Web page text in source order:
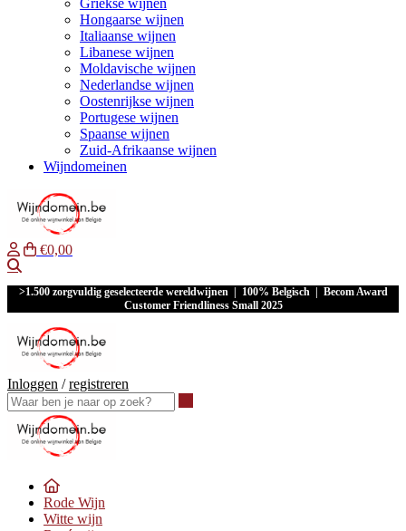
Hongaarse wijnen
Italiaanse wijnen
Libanese wijnen
Moldavische wijnen
Nederlandse wijnen
Oostenrijkse wijnen
Portugese wijnen
Spaanse wijnen
Zuid-Afrikaanse wijnen
Wijndomeinen
€0,00
>1.500 zorgvuldig geselecteerde wereldwijnen | 100% Belgisch | Becom Award
Customer Friendliness Small 2025
Inloggen /registreren
Rode Wijn
Witte wijn